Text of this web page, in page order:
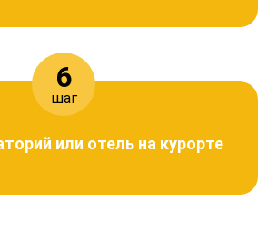
6
шаг
или отель на курорте